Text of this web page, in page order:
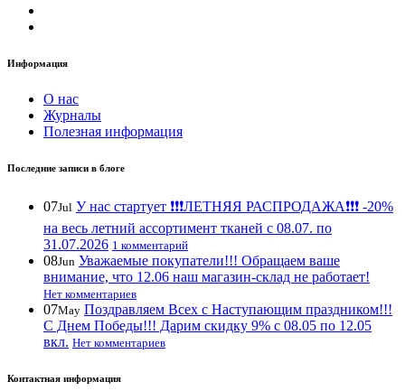
Информация
О нас
Журналы
Полезная информация
Последние записи в блоге
07Jul У нас стартует ❗️❗️❗️ЛЕТНЯЯ РАСПРОДАЖА❗️❗️❗️ -20%
на весь летний ассортимент тканей с 08.07. по
31.07.2026 1 комментарий
08Jun Уважаемые покупатели!!! Обращаем ваше
внимание, что 12.06 наш магазин-склад не работает!
Нет комментариев
07May Поздравляем Всех с Наступающим праздником!!!
С Днем Победы!!! Дарим скидку 9% с 08.05 по 12.05
вкл. Нет комментариев
Контактная информация